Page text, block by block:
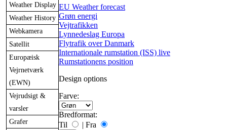
Weather Display
Weather History
Webkamera
Satellit
Europæisk
Vejrnetværk
(EWN)
Vejrudsigt &
varsler
Grafer
EU Weather forecast
Grøn energi
Vejtrafikken
Lynnedeslag Europa
Flytrafik over Danmark
Internationale rumstation (ISS) live
Rumstationens position
Design options
Farve:
Bredformat:
Til
| Fra